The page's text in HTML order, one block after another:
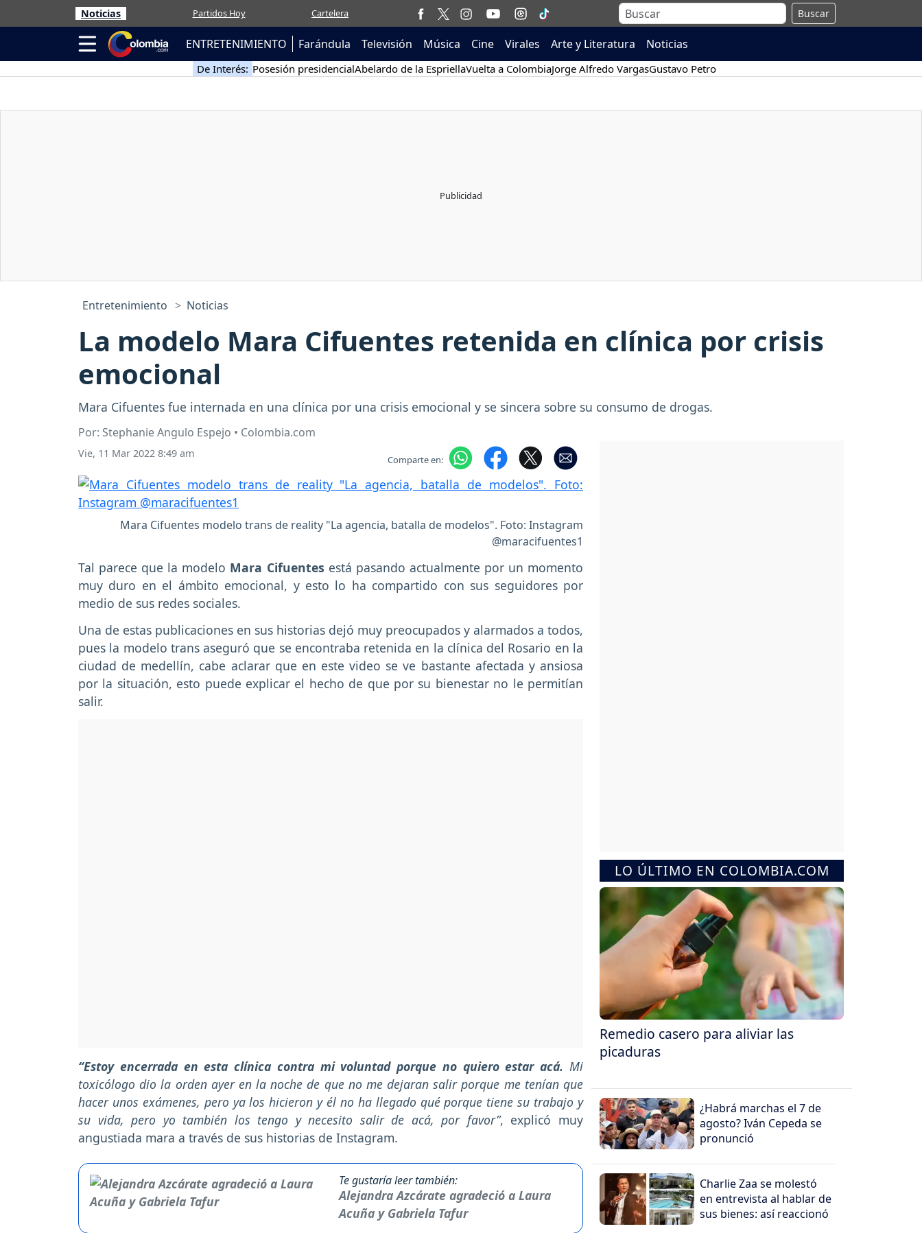
Noticias Partidos Hoy Cartelera Buscar
ENTRETENIMIENTO Farándula Televisión Música Cine Virales Arte y Literatura Noticias
De Interés: Posesión presidencialAbelardo de la EspriellaVuelta a ColombiaJorge Alfredo VargasGustavo Petro
Entretenimiento Noticias
La modelo Mara Cifuentes retenida en clínica por crisis
emocional
Mara Cifuentes fue internada en una clínica por una crisis emocional y se sincera sobre su consumo de drogas.
Por: Stephanie Angulo Espejo • Colombia.com
Vie, 11 Mar 2022 8:49 am Comparte en:
Mara Cifuentes modelo trans de reality "La agencia, batalla de modelos". Foto: Instagram
@maracifuentes1
Tal parece que la modelo Mara Cifuentes está pasando actualmente por un momento
muy duro en el ámbito emocional, y esto lo ha compartido con sus seguidores por
medio de sus redes sociales.
Una de estas publicaciones en sus historias dejó muy preocupados y alarmados a todos,
pues la modelo trans aseguró que se encontraba retenida en la clínica del Rosario en la
ciudad de medellín, cabe aclarar que en este video se ve bastante afectada y ansiosa
por la situación, esto puede explicar el hecho de que por su bienestar no le permitían
salir.
“Estoy encerrada en esta clínica contra mi voluntad porque no quiero estar acá. Mi
toxicólogo dio la orden ayer en la noche de que no me dejaran salir porque me tenían que
hacer unos exámenes, pero ya los hicieron y él no ha llegado qué porque tiene su trabajo y
su vida, pero yo también los tengo y necesito salir de acá, por favor”, explicó muy
angustiada mara a través de sus historias de Instagram.
Te gustaría leer también:
Alejandra Azcárate agradeció a Laura
Acuña y Gabriela Tafur
LO ÚLTIMO EN COLOMBIA.COM
Remedio casero para aliviar las
picaduras
¿Habrá marchas el 7 de
agosto? Iván Cepeda se
pronunció
Charlie Zaa se molestó
en entrevista al hablar de
sus bienes: así reaccionó